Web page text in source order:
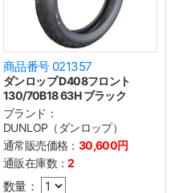
商品番号 021357
ダンロップ D408フロント
130/70B18 63H ブラック
ブランド：
DUNLOP（ダンロップ）
通常販売価格： 30,600円
通販在庫数：2
数量：